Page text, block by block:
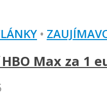
•
Max za 1